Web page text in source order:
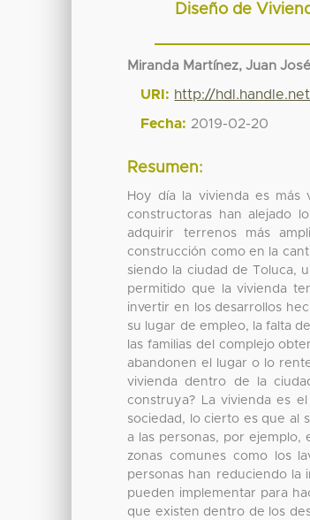
Diseño de
Miranda Martínez, Juan José
URI: http://
Fecha: 2019-02-20
Resumen:
Hoy día la vivienda es más
constructoras han alejado
adquirir terrenos más
construcción como en la
siendo la ciudad de Toluca,
permitido que la vivienda
invertir en los desarrollos
su lugar de empleo, la falta
las familias del complejo
abandonen el lugar o lo
vivienda dentro de la
construya? La vivienda es
sociedad, lo cierto es que al
a las personas, por ejemplo,
zonas comunes como los
personas han reduciendo la
pueden implementar para
que existen dentro de los